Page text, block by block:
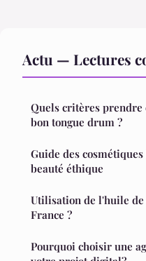
Actu — Lectures
Quels critères
bon tongue drum ?
Guide des
beauté éthique
Utilisation de l'huile de
France ?
Pourquoi choisir une